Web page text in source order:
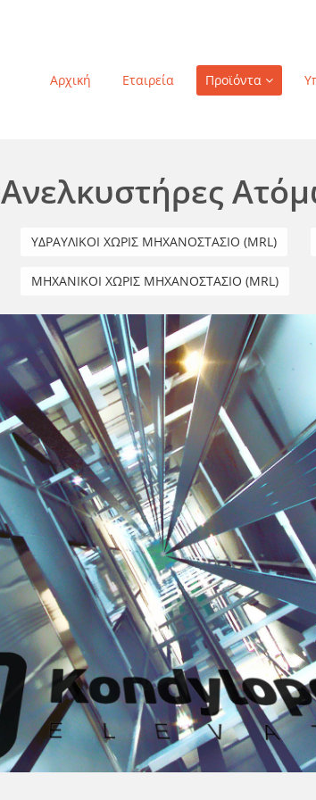
Αρχική Εταιρεία Προϊόντα
Ανελκυστήρες
ΥΔΡΑΥΛΙΚΟΙ ΧΩΡΙΣ ΜΗΧΑΝΟΣΤΑΣΙΟ (MRL)
ΜΗΧΑΝΙΚΟΙ ΧΩΡΙΣ ΜΗΧΑΝΟΣΤΑΣΙΟ (MRL)